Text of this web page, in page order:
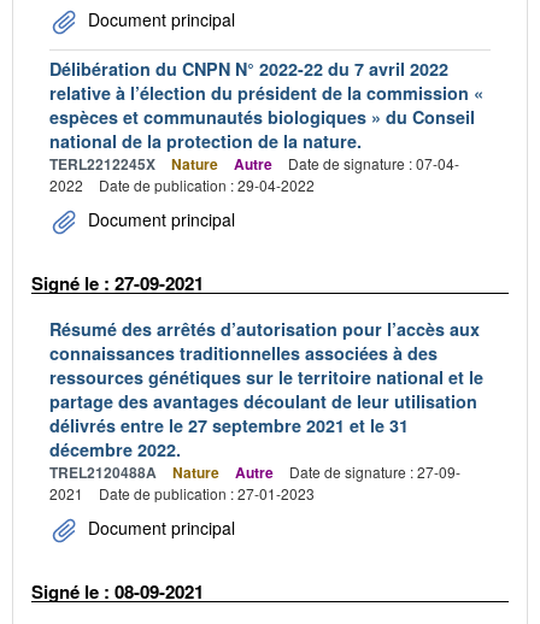
Document principal
Délibération du CNPN N° 2022-22 du 7 avril 2022
relative à l’élection du président de la commission «
espèces et communautés biologiques » du Conseil
national de la protection de la nature.
TERL2212245X Nature Autre
Date de signature : 07-04-
2022
Date de publication : 29-04-2022
Document principal
Signé le : 27-09-2021
Résumé des arrêtés d’autorisation pour l’accès aux
connaissances traditionnelles associées à des
ressources génétiques sur le territoire national et le
partage des avantages découlant de leur utilisation
délivrés entre le 27 septembre 2021 et le 31
décembre 2022.
TREL2120488A Nature Autre
Date de signature : 27-09-
2021
Date de publication : 27-01-2023
Document principal
Signé le : 08-09-2021